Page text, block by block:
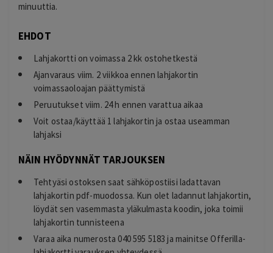
minuuttia.
EHDOT
Lahjakortti on voimassa 2 kk ostohetkestä
Ajanvaraus viim. 2 viikkoa ennen lahjakortin
voimassaoloajan päättymistä
Peruutukset viim. 24 h ennen varattua aikaa
Voit ostaa/käyttää 1 lahjakortin ja ostaa useamman
lahjaksi
NÄIN HYÖDYNNÄT TARJOUKSEN
Tehtyäsi ostoksen saat sähköpostiisi ladattavan
lahjakortin pdf-muodossa. Kun olet ladannut lahjakortin,
löydät sen vasemmasta yläkulmasta koodin, joka toimii
lahjakortin tunnisteena
Varaa aika numerosta 040 595 5183 ja mainitse Offerilla-